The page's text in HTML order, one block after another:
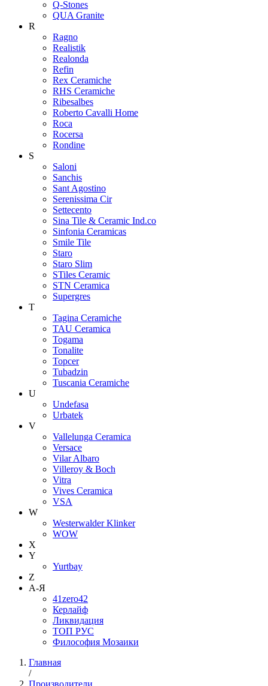
Q-Stones
QUA Granite
R
Ragno
Realistik
Realonda
Refin
Rex Ceramiche
RHS Ceramiche
Ribesalbes
Roberto Cavalli Home
Roca
Rocersa
Rondine
S
Saloni
Sanchis
Sant Agostino
Serenissima Cir
Settecento
Sina Tile & Ceramic Ind.co
Sinfonia Ceramicas
Smile Tile
Staro
Staro Slim
STiles Ceramic
STN Ceramica
Supergres
T
Tagina Ceramiche
TAU Ceramica
Togama
Tonalite
Topcer
Tubadzin
Tuscania Ceramiche
U
Undefasa
Urbatek
V
Vallelunga Ceramica
Versace
Vilar Albaro
Villeroy & Boch
Vitra
Vives Ceramica
VSA
W
Westerwalder Klinker
WOW
X
Y
Yurtbay
Z
А-Я
41zero42
Керлайф
Ликвидация
ТОП РУС
Философия Мозаики
Главная
/
Производители